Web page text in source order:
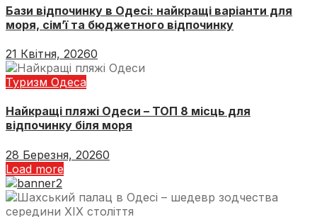
Бази відпочинку в Одесі: найкращі варіанти для
моря, сім’ї та бюджетного відпочинку
21 Квітня, 20260
Туризм Одеса
Найкращі пляжі Одеси – ТОП 8 місць для
відпочинку біля моря
28 Березня, 20260
Load more